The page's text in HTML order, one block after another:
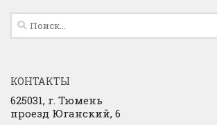
Найти:
КОНТАКТЫ
625031, г. Тюмень
проезд Юганский, 6